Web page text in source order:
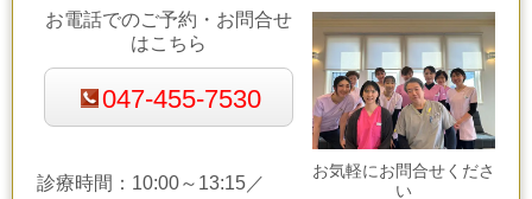
お気軽にお問合せくださ
い
お電話でのご予約・お問合せ
はこちら
047-455-7530
診療時間：10:00～13:15／